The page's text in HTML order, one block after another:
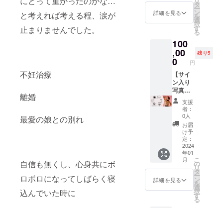
と考えれば考える程、涙が
止まりませんでした。
不妊治療
離婚
最愛の娘との別れ
自信も無くし、心身共にボ
ロボロになってしばらく寝
込んでいた時に
願い致
しま
マホや
パソコ
プリを
使いオ
ンライ
ンでト
レーニ
ング指
導（60
分程
度）を
提供致
しま
す。 ※
リター
ン時期
や詳細
につい
文も併
せてご
われる
出張ト
在住女
性限定
60分)も
しく
は、オ
ンライ
ント
レーニ
ング指
導(120
分)を提
供致し
ます。
■サイン
入り写
真集
ご本人
の直筆
イント
レーニ
ング指
導(120
影現場
見学（3
時間)＋
お礼
メッ
セージ
動画 ■
サイン
入り写
真集
ご本人
の直筆
サイン
入り写
真集を
１冊 ■
お礼の
動画
ご本人
が撮影
詳細を見る
タ
ー
ン
を
選
択
す
る
100
,00
0 円
残り5
【サイ
ン入り
写真集
＋撮影
衣装
（サイ
ン入り
写真付
き・水
着や ラ
ンジェ
リー類
は含ま
れませ
ん。）
＋ 出張
支援
者：
0人
お届
け予
定：
2024
年01
月
詳細を見る
こ
の
リ
タ
ー
ン
を
選
択
す
る